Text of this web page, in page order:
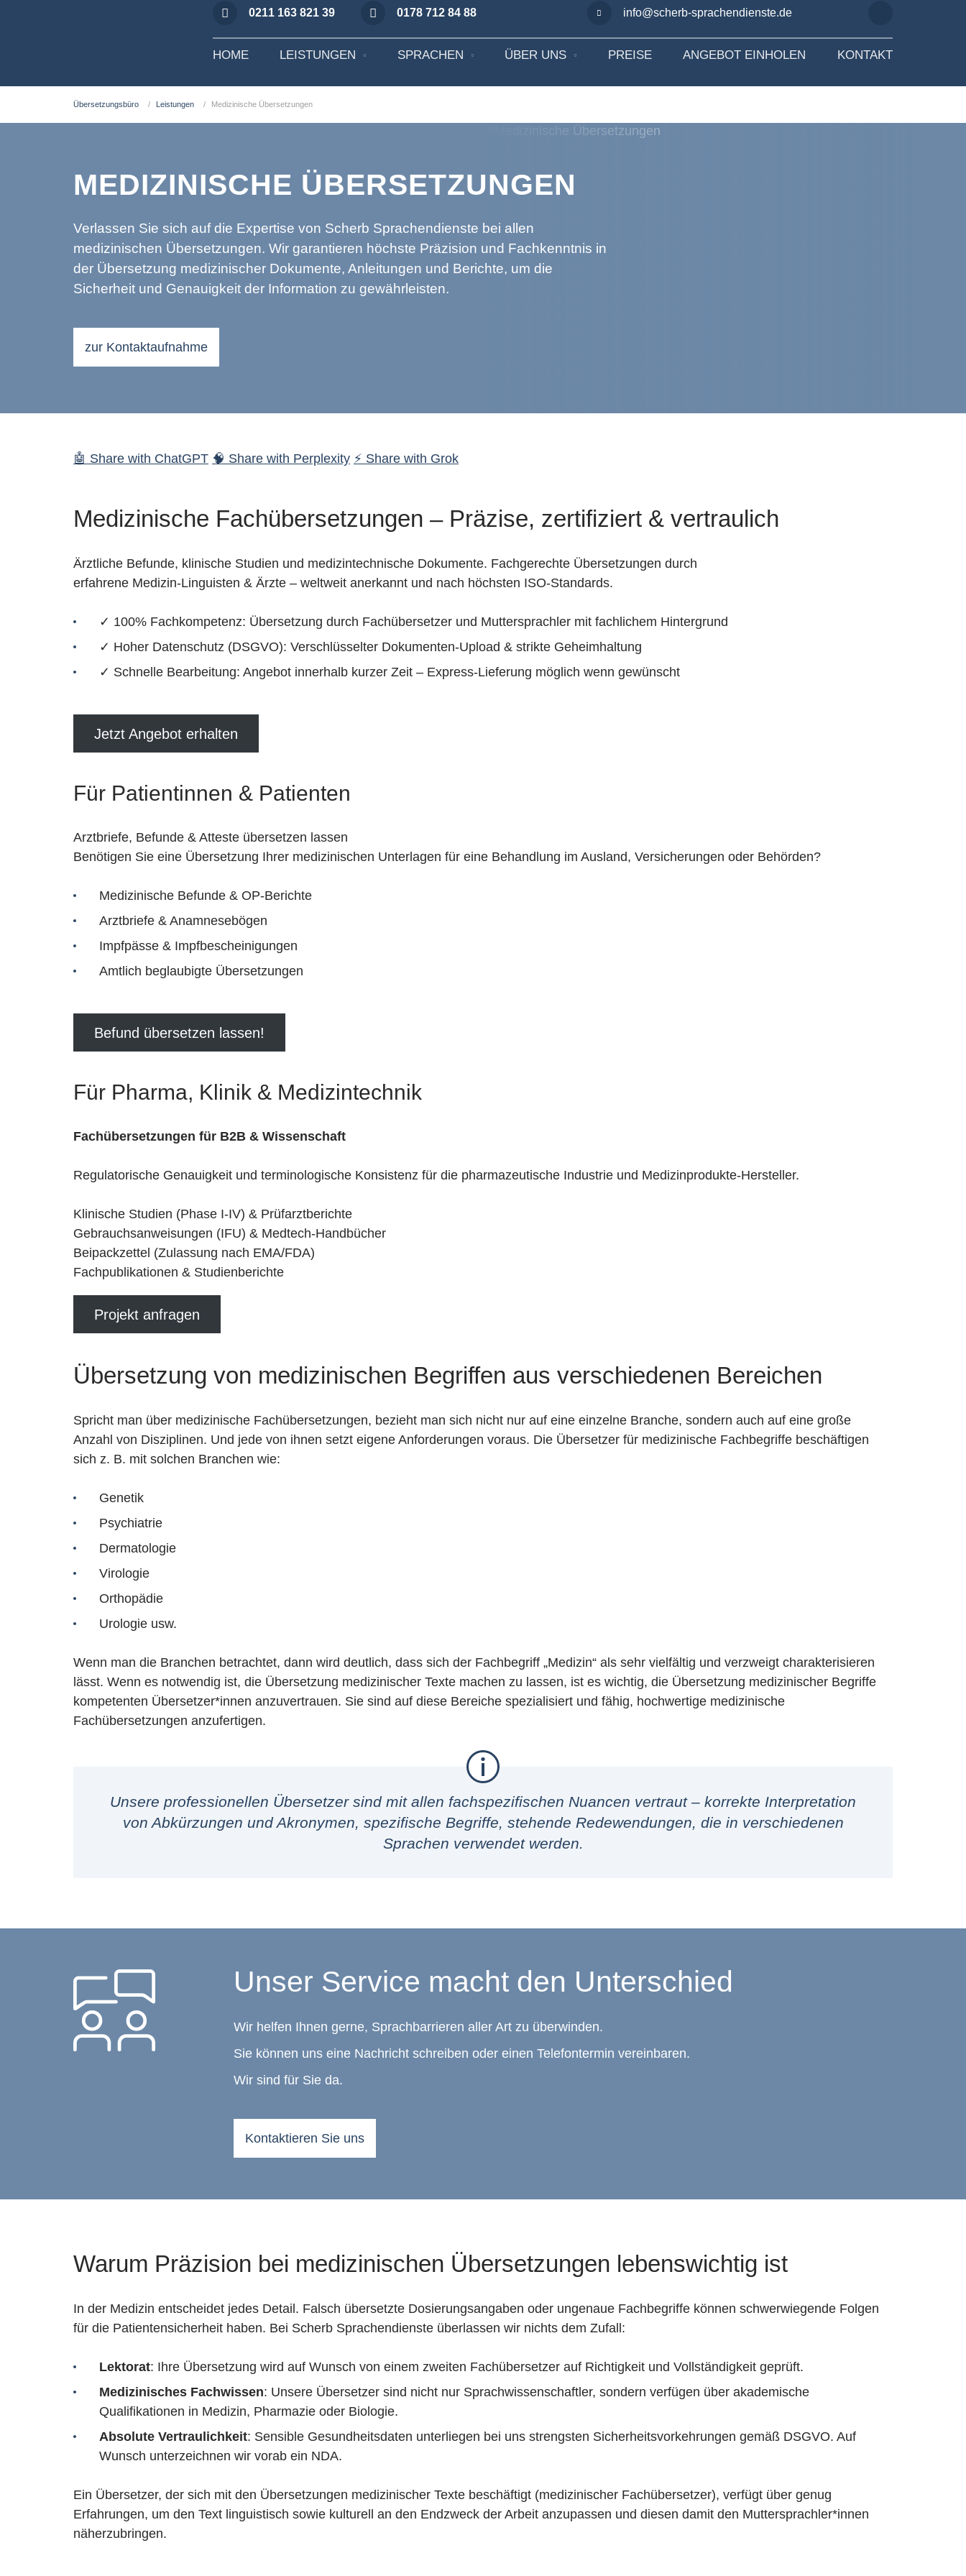
0211 163 821 39 0178 712 84 88 info@scherb-sprachendienste.de
HOME LEISTUNGEN SPRACHEN ÜBER UNS PREISE ANGEBOT EINHOLEN KONTAKT
Übersetzungsbüro Leistungen Medizinische Übersetzungen
MEDIZINISCHE ÜBERSETZUNGEN
Verlassen Sie sich auf die Expertise von Scherb Sprachendienste bei allen
medizinischen Übersetzungen. Wir garantieren höchste Präzision und Fachkenntnis in
der Übersetzung medizinischer Dokumente, Anleitungen und Berichte, um die
Sicherheit und Genauigkeit der Information zu gewährleisten.
zur Kontaktaufnahme
🤖 Share with ChatGPT 🧠 Share with Perplexity ⚡ Share with Grok
Medizinische Fachübersetzungen – Präzise, zertifiziert & vertraulich
Ärztliche Befunde, klinische Studien und medizintechnische Dokumente. Fachgerechte Übersetzungen durch
erfahrene Medizin-Linguisten & Ärzte – weltweit anerkannt und nach höchsten ISO-Standards.
✓ 100% Fachkompetenz: Übersetzung durch Fachübersetzer und Muttersprachler mit fachlichem Hintergrund
✓ Hoher Datenschutz (DSGVO): Verschlüsselter Dokumenten-Upload & strikte Geheimhaltung
✓ Schnelle Bearbeitung: Angebot innerhalb kurzer Zeit – Express-Lieferung möglich wenn gewünscht
Jetzt Angebot erhalten
Für Patientinnen & Patienten
Arztbriefe, Befunde & Atteste übersetzen lassen
Benötigen Sie eine Übersetzung Ihrer medizinischen Unterlagen für eine Behandlung im Ausland, Versicherungen oder Behörden?
Medizinische Befunde & OP-Berichte
Arztbriefe & Anamnesebögen
Impfpässe & Impfbescheinigungen
Amtlich beglaubigte Übersetzungen
Befund übersetzen lassen!
Für Pharma, Klinik & Medizintechnik
Fachübersetzungen für B2B & Wissenschaft
Regulatorische Genauigkeit und terminologische Konsistenz für die pharmazeutische Industrie und Medizinprodukte-Hersteller.
Klinische Studien (Phase I-IV) & Prüfarztberichte
Gebrauchsanweisungen (IFU) & Medtech-Handbücher
Beipackzettel (Zulassung nach EMA/FDA)
Fachpublikationen & Studienberichte
Projekt anfragen
Übersetzung von medizinischen Begriffen aus verschiedenen Bereichen
Spricht man über medizinische Fachübersetzungen, bezieht man sich nicht nur auf eine einzelne Branche, sondern auch auf eine große
Anzahl von Disziplinen. Und jede von ihnen setzt eigene Anforderungen voraus. Die Übersetzer für medizinische Fachbegriffe beschäftigen
sich z. B. mit solchen Branchen wie:
Genetik
Psychiatrie
Dermatologie
Virologie
Orthopädie
Urologie usw.
Wenn man die Branchen betrachtet, dann wird deutlich, dass sich der Fachbegriff „Medizin“ als sehr vielfältig und verzweigt charakterisieren
lässt. Wenn es notwendig ist, die Übersetzung medizinischer Texte machen zu lassen, ist es wichtig, die Übersetzung medizinischer Begriffe
kompetenten Übersetzer*innen anzuvertrauen. Sie sind auf diese Bereiche spezialisiert und fähig, hochwertige medizinische
Fachübersetzungen anzufertigen.
Unsere professionellen Übersetzer sind mit allen fachspezifischen Nuancen vertraut – korrekte Interpretation
von Abkürzungen und Akronymen, spezifische Begriffe, stehende Redewendungen, die in verschiedenen
Sprachen verwendet werden.
Unser Service macht den Unterschied
Wir helfen Ihnen gerne, Sprachbarrieren aller Art zu überwinden.
Sie können uns eine Nachricht schreiben oder einen Telefontermin vereinbaren.
Wir sind für Sie da.
Kontaktieren Sie uns
Warum Präzision bei medizinischen Übersetzungen lebenswichtig ist
In der Medizin entscheidet jedes Detail. Falsch übersetzte Dosierungsangaben oder ungenaue Fachbegriffe können schwerwiegende Folgen
für die Patientensicherheit haben. Bei Scherb Sprachendienste überlassen wir nichts dem Zufall:
Lektorat: Ihre Übersetzung wird auf Wunsch von einem zweiten Fachübersetzer auf Richtigkeit und Vollständigkeit geprüft.
Medizinisches Fachwissen: Unsere Übersetzer sind nicht nur Sprachwissenschaftler, sondern verfügen über akademische
Qualifikationen in Medizin, Pharmazie oder Biologie.
Absolute Vertraulichkeit: Sensible Gesundheitsdaten unterliegen bei uns strengsten Sicherheitsvorkehrungen gemäß DSGVO. Auf
Wunsch unterzeichnen wir vorab ein NDA.
Ein Übersetzer, der sich mit den Übersetzungen medizinischer Texte beschäftigt (medizinischer Fachübersetzer), verfügt über genug
Erfahrungen, um den Text linguistisch sowie kulturell an den Endzweck der Arbeit anzupassen und diesen damit den Muttersprachler*innen
näherzubringen.